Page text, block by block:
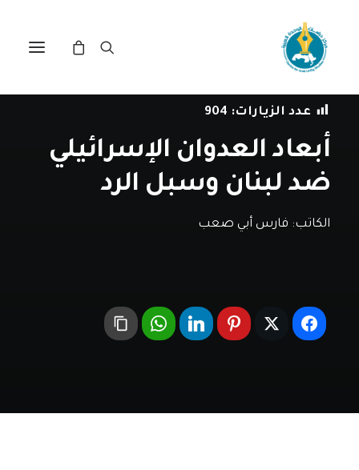
فيمقالات
عدد الزيارات: 904
أبعاد العدوان الإسرائيلي
ضد لبنان وسبل الرد
الكاتب: فارس أبي صعب